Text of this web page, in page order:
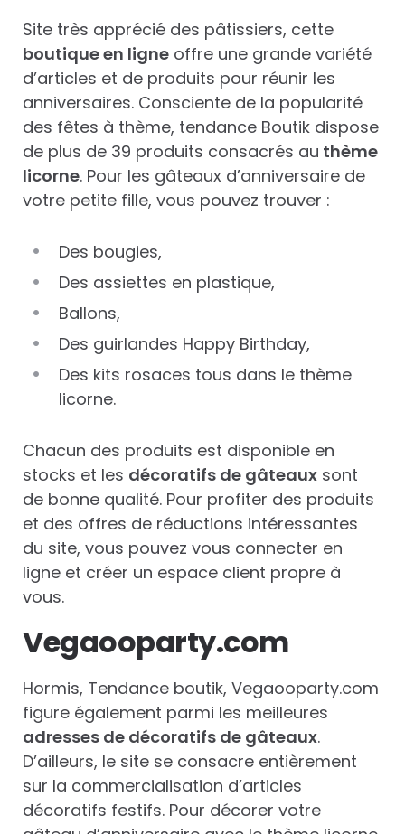
Site très apprécié des pâtissiers, cette
boutique en ligne offre une grande variété
d’articles et de produits pour réunir les
anniversaires. Consciente de la popularité
des fêtes à thème, tendance Boutik dispose
de plus de 39 produits consacrés au thème
licorne. Pour les gâteaux d’anniversaire de
votre petite fille, vous pouvez trouver :
Des bougies,
Des assiettes en plastique,
Ballons,
Des guirlandes Happy Birthday,
Des kits rosaces tous dans le thème
licorne.
Chacun des produits est disponible en
stocks et les décoratifs de gâteaux sont
de bonne qualité. Pour profiter des produits
et des offres de réductions intéressantes
du site, vous pouvez vous connecter en
ligne et créer un espace client propre à
vous.
Vegaooparty.com
Hormis, Tendance boutik, Vegaooparty.com
figure également parmi les meilleures
adresses de décoratifs de gâteaux.
D’ailleurs, le site se consacre entièrement
sur la commercialisation d’articles
décoratifs festifs. Pour décorer votre